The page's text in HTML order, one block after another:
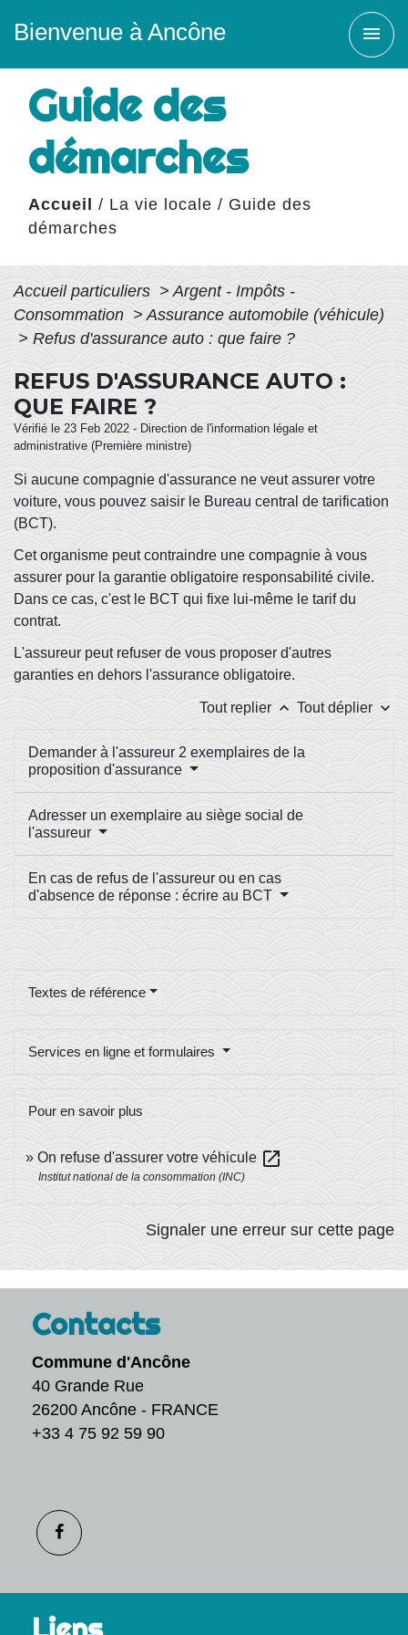
Bienvenue à Ancône menu
Guide des
démarches
Accueil / La vie locale / Guide des
démarches
Accueil particuliers > Argent - Impôts -
Consommation > Assurance automobile (véhicule)
> Refus d'assurance auto : que faire ?
REFUS D'ASSURANCE AUTO :
QUE FAIRE ?
Vérifié le 23 Feb 2022 - Direction de l'information légale et
administrative (Première ministre)
Si aucune compagnie d'assurance ne veut assurer votre
voiture, vous pouvez saisir le Bureau central de tarification
(BCT).
Cet organisme peut contraindre une compagnie à vous
assurer pour la garantie obligatoire responsabilité civile.
Dans ce cas, c'est le BCT qui fixe lui-même le tarif du
contrat.
L'assureur peut refuser de vous proposer d'autres
garanties en dehors l'assurance obligatoire.
Tout replier keyboard_arrow_up Tout déplier keyboard_arrow_down
Demander à l'assureur 2 exemplaires de la
proposition d'assurance
Adresser un exemplaire au siège social de
l'assureur
En cas de refus de l'assureur ou en cas
d'absence de réponse : écrire au BCT
Textes de référence
Services en ligne et formulaires
Pour en savoir plus
On refuse d'assurer votre véhicule open_in_new
Institut national de la consommation (INC)
Signaler une erreur sur cette page
Contacts
Commune d'Ancône
40 Grande Rue
26200 Ancône - FRANCE
+33 4 75 92 59 90